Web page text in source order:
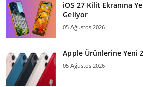
iOS 27 Kilit Ekranına
Geliyor
05 Ağustos 2026
Apple Ürünlerine Yeni
05 Ağustos 2026